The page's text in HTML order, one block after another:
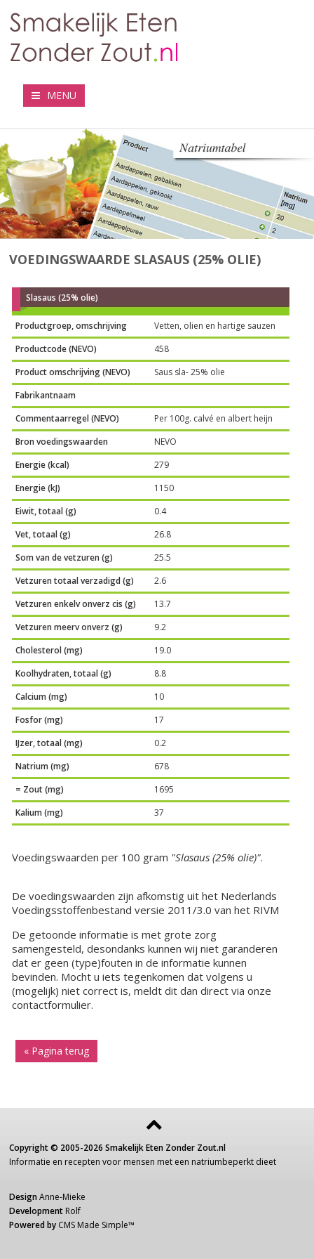
MENU
VOEDINGSWAARDE SLASAUS (25% OLIE)
Slasaus (25% olie)
Productgroep, omschrijving
Vetten, olien en hartige sauzen
Productcode (NEVO)
458
Product omschrijving (NEVO)
Saus sla- 25% olie
Fabrikantnaam
Commentaarregel (NEVO)
Per 100g. calvé en albert heijn
Bron voedingswaarden
NEVO
Energie (kcal)
279
Energie (kJ)
1150
Eiwit, totaal (g)
0.4
Vet, totaal (g)
26.8
Som van de vetzuren (g)
25.5
Vetzuren totaal verzadigd (g)
2.6
Vetzuren enkelv onverz cis (g)
13.7
Vetzuren meerv onverz (g)
9.2
Cholesterol (mg)
19.0
Koolhydraten, totaal (g)
8.8
Calcium (mg)
10
Fosfor (mg)
17
IJzer, totaal (mg)
0.2
Natrium (mg)
678
= Zout (mg)
1695
Kalium (mg)
37
Voedingswaarden per 100 gram "Slasaus (25% olie)".
De voedingswaarden zijn afkomstig uit het Nederlands
Voedingsstoffenbestand versie 2011/3.0 van het RIVM
De getoonde informatie is met grote zorg
samengesteld, desondanks kunnen wij niet garanderen
dat er geen (type)fouten in de informatie kunnen
bevinden. Mocht u iets tegenkomen dat volgens u
(mogelijk) niet correct is, meldt dit dan direct via onze
contactformulier.
« Pagina terug
Copyright © 2005-2026 Smakelijk Eten Zonder Zout.nl
Informatie en recepten voor mensen met een natriumbeperkt dieet
Design Anne-Mieke
Development Rolf
Powered by CMS Made Simple™